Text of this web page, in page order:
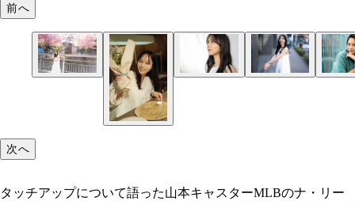
前へ
次へ
タッチアップについて語った山本キャスターMLBのナ・リー